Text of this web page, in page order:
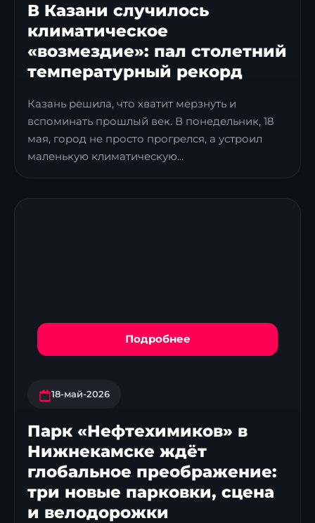
В Казани случилось
климатическое
«возмездие»: пал столетний
температурный рекорд
Казань решила, что хватит мерзнуть и
вспоминать прошлый век. В понедельник, 18
мая, город не просто прогрелся, а устроил
маленькую климатическую...
Подробнее
18-май-2026
Парк «Нефтехимиков» в
Нижнекамске ждёт
глобальное преображение:
три новые парковки, сцена
и велодорожки